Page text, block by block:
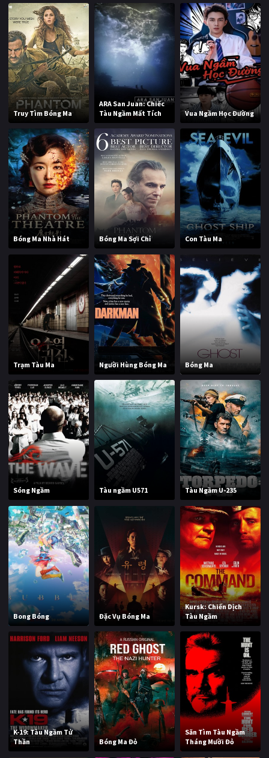
Truy Tìm Bóng Ma
ARA San Juan: Chiếc
Tàu Ngầm Mất Tích
Vua Ngầm Học Đường
Bóng Ma Nhà Hát Bóng Ma Sợi Chỉ Con Tàu Ma
Trạm Tàu Ma Người Hùng Bóng Ma Bóng Ma
Sóng Ngầm Tàu ngầm U571 Tàu Ngầm U-235
Bong Bóng Đặc Vụ Bóng Ma
Kursk: Chiến Dịch
Tàu Ngầm
K-19: Tàu Ngầm Tử
Thần
Bóng Ma Đỏ
Săn Tìm Tàu Ngầm
Tháng Mười Đỏ